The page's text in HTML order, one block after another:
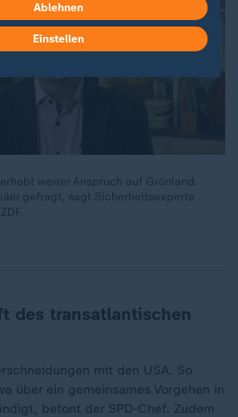
weiter Anspruch auf Grönland.
gefragt, sagt Sicherheitsexperte
des transatlantischen
mit den USA. So
über ein gemeinsames Vorgehen in
betont der SPD-Chef. Zudem
Ablehnen
Einstellen